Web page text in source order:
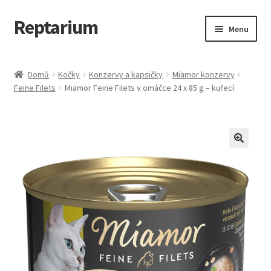
Přeskočit
na
Přejít
k
webu
Reptarium Menu
Košík
Obchod
Pokladna
Vše pro kočky
Domů Kočky Konzervy a kapsičky
Miamor konzervy
Feine Filets
Miamor Feine Filets v omáčce 24 x 85 g – kuřecí